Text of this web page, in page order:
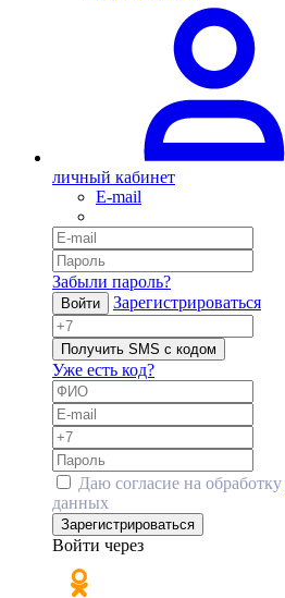
личный кабинет
E-mail
Забыли пароль?
Войти Зарегистрироваться
Получить SMS с кодом
Уже есть код?
Даю согласие на обработку
данных
Зарегистрироваться
Войти через